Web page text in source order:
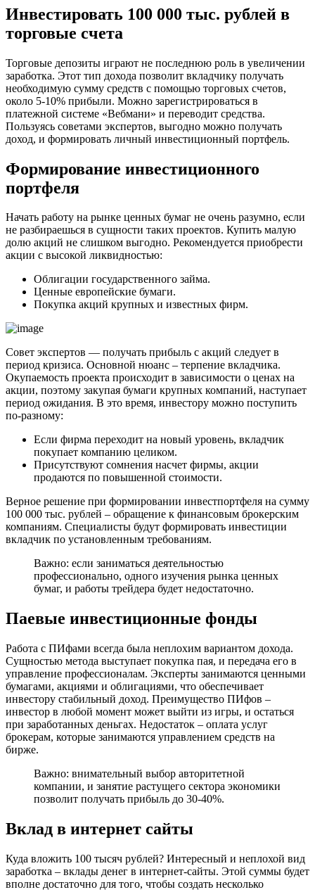
Инвестировать 100 000 тыс. рублей в
торговые счета
Торговые депозиты играют не последнюю роль в увеличении
заработка. Этот тип дохода позволит вкладчику получать
необходимую сумму средств с помощью торговых счетов,
около 5-10% прибыли. Можно зарегистрироваться в
платежной системе «Вебмани» и переводит средства.
Пользуясь советами экспертов, выгодно можно получать
доход, и формировать личный инвестиционный портфель.
Формирование инвестиционного
портфеля
Начать работу на рынке ценных бумаг не очень разумно, если
не разбираешься в сущности таких проектов. Купить малую
долю акций не слишком выгодно. Рекомендуется приобрести
акции с высокой ликвидностью:
Облигации государственного займа.
Ценные европейские бумаги.
Покупка акций крупных и известных фирм.
Совет экспертов — получать прибыль с акций следует в
период кризиса. Основной нюанс – терпение вкладчика.
Окупаемость проекта происходит в зависимости о ценах на
акции, поэтому закупая бумаги крупных компаний, наступает
период ожидания. В это время, инвестору можно поступить
по-разному:
Если фирма переходит на новый уровень, вкладчик
покупает компанию целиком.
Присутствуют сомнения насчет фирмы, акции
продаются по повышенной стоимости.
Верное решение при формировании инвестпортфеля на сумму
100 000 тыс. рублей – обращение к финансовым брокерским
компаниям. Специалисты будут формировать инвестиции
вкладчик по установленным требованиям.
Важно: если заниматься деятельностью
профессионально, одного изучения рынка ценных
бумаг, и работы трейдера будет недостаточно.
Паевые инвестиционные фонды
Работа с ПИфами всегда была неплохим вариантом дохода.
Сущностью метода выступает покупка пая, и передача его в
управление профессионалам. Эксперты занимаются ценными
бумагами, акциями и облигациями, что обеспечивает
инвестору стабильный доход. Преимущество ПИфов –
инвестор в любой момент может выйти из игры, и остаться
при заработанных деньгах. Недостаток – оплата услуг
брокерам, которые занимаются управлением средств на
бирже.
Важно: внимательный выбор авторитетной
компании, и занятие растущего сектора экономики
позволит получать прибыль до 30-40%.
Вклад в интернет сайты
Куда вложить 100 тысяч рублей? Интересный и неплохой вид
заработка – вклады денег в интернет-сайты. Этой суммы будет
вполне достаточно для того, чтобы создать несколько